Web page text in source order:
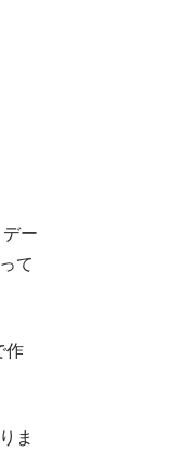
ー
て
作
ま